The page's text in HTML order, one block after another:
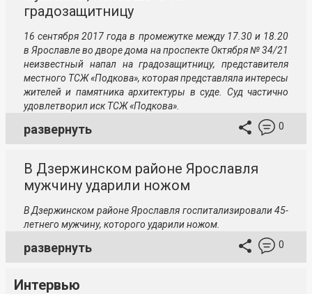
градозащитницу
16 сентября 2017 года в промежутке между 17.30 и 18.20
в Ярославле во дворе дома на проспекте Октября № 34/21
неизвестный напал на градозащитницу, представителя
местного ТСЖ «Подкова», которая представляла интересы
жителей и памятника архитектуры в суде. Суд частично
удовлетворил иск ТСЖ «Подкова».
развернуть 0
В Дзержинском районе Ярославля
мужчину ударили ножом
В Дзержинском районе Ярославля госпитализировали 45-
летнего мужчину, которого ударили ножом.
развернуть 0
Интервью